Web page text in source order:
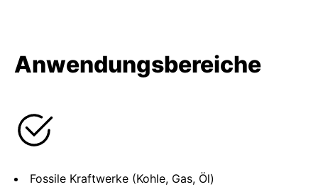
Anwendungsbereiche
Fossile Kraftwerke (Kohle, Gas, Öl)